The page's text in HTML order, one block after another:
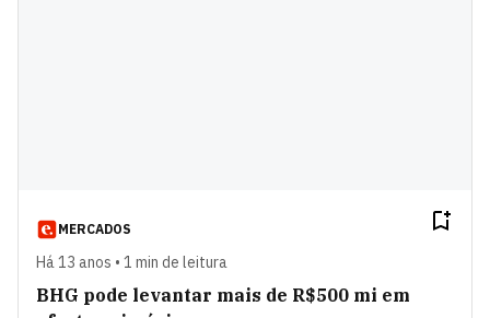
MERCADOS
Há 13 anos • 1 min de leitura
BHG pode levantar mais de R$500 mi em